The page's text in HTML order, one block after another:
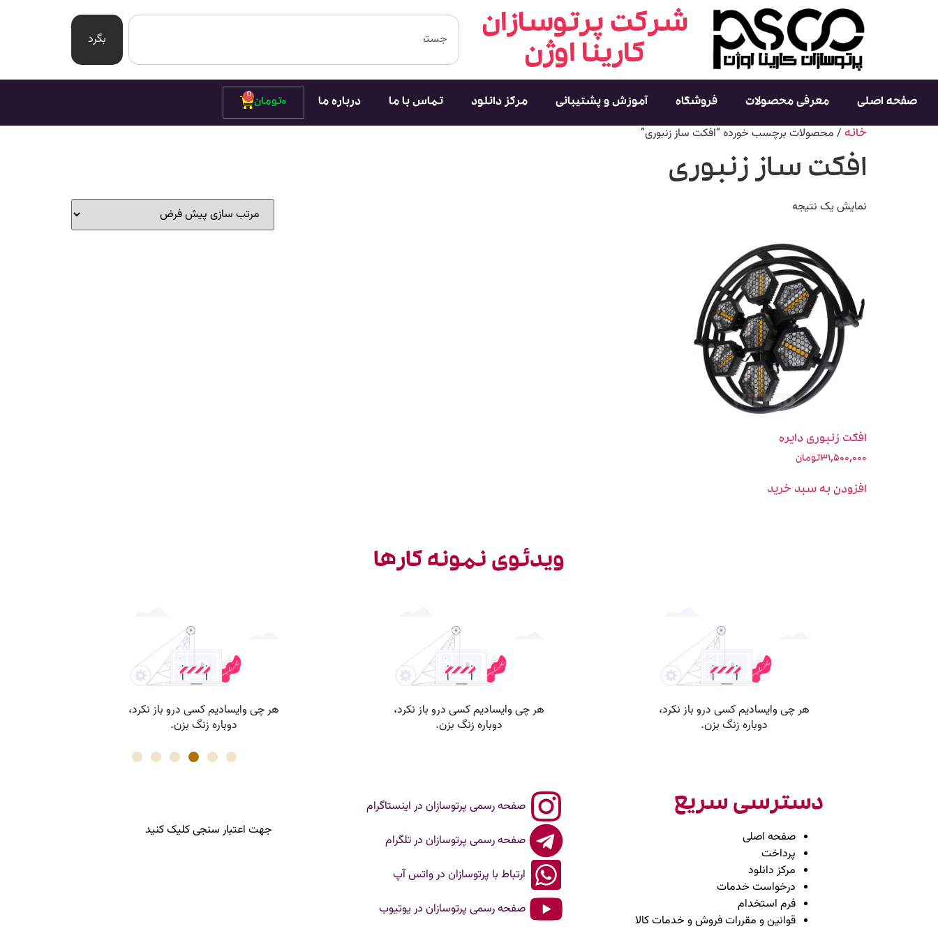
شرکت پرتوسازان
کارینا اوژن
بگرد
صفحه اصلی معرفی محصولات فروشگاه آموزش و پشتیبانی مرکز دانلود تماس با ما درباره ما ۰تومان
0
خانه / محصولات برچسب خورده “افکت ساز زنبوری”
افکت ساز زنبوری
نمایش یک نتیجه
افکت زنبوری دایره
۳۱,۵۰۰,۰۰۰تومان
افزودن به سبد خرید
ویدئوی نمونه کارها
دسترسی سریع
صفحه اصلی
پرداخت
مرکز دانلود
درخواست خدمات
فرم استخدام
قوانین و مقررات فروش و خدمات کالا
صفحه رسمی پرتوسازان در اینستاگرام
صفحه رسمی پرتوسازان در تلگرام
ارتباط با پرتوسازان در واتس آپ
صفحه رسمی پرتوسازان در یوتیوب
جهت اعتبار سنجی کلیک کنید